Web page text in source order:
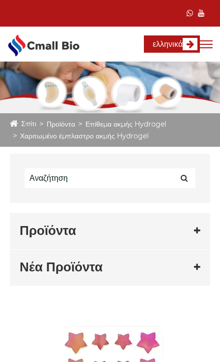
ελληνικά
Σπίτι Προϊόντα
Επίθεμα ακμής Hydrogel
Χαριτωμένο έμπλαστρο ακμής Hydrogel
Προϊόντα
Νέα Προϊόντα